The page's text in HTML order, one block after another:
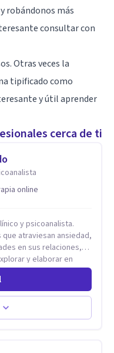
robándonos más
consultar con
Otras veces la
tipificado como
y útil aprender
cerca de ti
online
y psicoanalista.
atraviesan ansiedad,
en sus relaciones,
y elaborar en
generan malestar en
acceder a las
del pasado y
para construir un futuro